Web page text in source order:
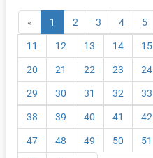
« 1 (текущая)
2 3 4 5
11 12 13 14 15
20 21 22 23 24
29 30 31 32 33
38 39 40 41 42
47 48 49 50 51